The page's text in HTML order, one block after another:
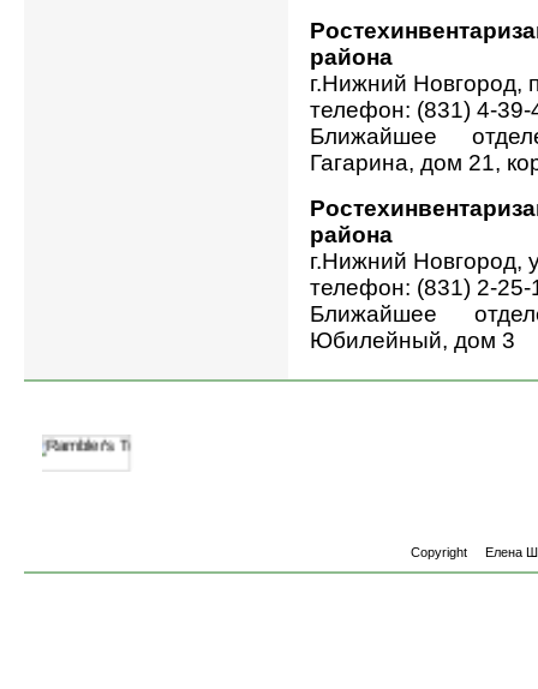
района
г.Нижний Новгород,
телефон: (831) 4-39-
Ближайшее
Гагарина, дом 21,
района
г.Нижний Новгород,
телефон: (831) 2-25-
Ближайшее
Юбилейный, дом 3
Copyright Елена